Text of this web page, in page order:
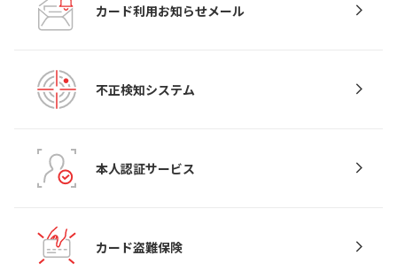
カード利用お知らせメール
不正検知システム
本人認証サービス
カード盗難保険